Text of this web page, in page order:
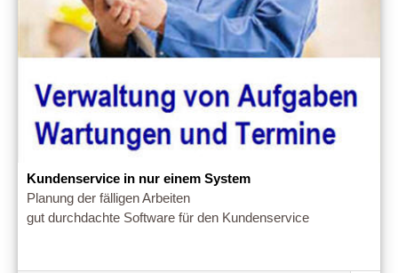
Kundenservice in nur einem System
Planung der fälligen Arbeiten
gut durchdachte Software für den Kundenservice